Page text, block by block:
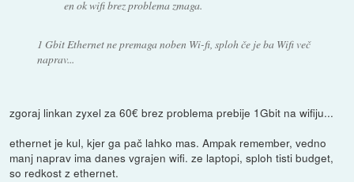
en ok wifi brez problema zmaga.
1 Gbit Ethernet ne premaga noben Wi-fi, sploh če je ba Wifi več
naprav...
zgoraj linkan zyxel za 60€ brez problema prebije 1Gbit na wifiju...
ethernet je kul, kjer ga pač lahko mas. Ampak remember, vedno
manj naprav ima danes vgrajen wifi. ze laptopi, sploh tisti budget,
so redkost z ethernet.